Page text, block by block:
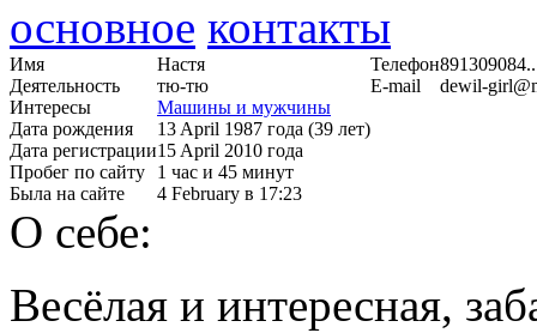
основное контакты
Имя
Настя
Деятельность
тю-тю
Интересы
Машины и мужчины
Дата рождения
13 April 1987 года (39 лет)
Дата регистрации15 April 2010 года
Пробег по сайту
1 час и 45 минут
Была на сайте
4 February в 17:23
Телефон891309084..
E-mail
dewil-
О себе:
Весёлая и интересная,